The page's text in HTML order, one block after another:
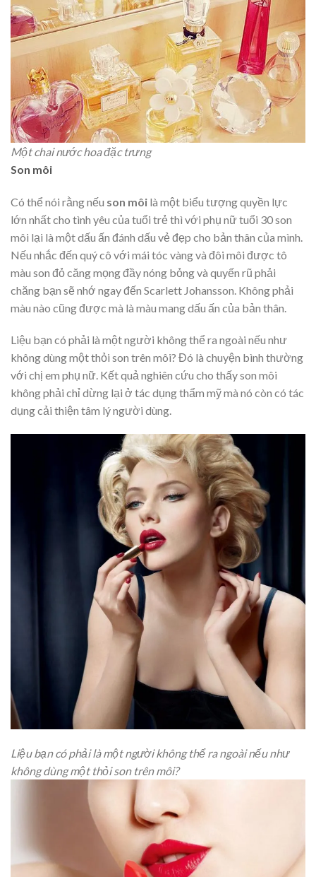
Một chai nước hoa đặc trưng
Son môi
Có thể nói rằng nếu son môi là một biểu tượng quyền lực
lớn nhất cho tình yêu của tuổi trẻ thì với phụ nữ tuổi 30 son
môi lại là một dấu ấn đánh dấu vẻ đẹp cho bản thân của mình.
Nếu nhắc đến quý cô với mái tóc vàng và đôi môi được tô
màu son đỏ căng mọng đầy nóng bỏng và quyến rũ phải
chăng bạn sẽ nhớ ngay đến Scarlett Johansson. Không phải
màu nào cũng được mà là màu mang dấu ấn của bản thân.
Liệu bạn có phải là một người không thể ra ngoài nếu như
không dùng một thỏi son trên môi? Đó là chuyện bình thường
với chị em phụ nữ. Kết quả nghiên cứu cho thấy son môi
không phải chỉ dừng lại ở tác dụng thẩm mỹ mà nó còn có tác
dụng cải thiện tâm lý người dùng.
Liệu bạn có phải là một người không thể ra ngoài nếu như
không dùng một thỏi son trên môi?